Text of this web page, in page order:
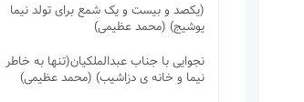
(یکصد و بیست و یک شمع برای تولد نیما
یوشیج) (محمد عظیمی)
نجوایی با جناب عبدالملکیان(تنها به خاطر
نیما و خانه ی دزاشیب) (محمد عظیمی)